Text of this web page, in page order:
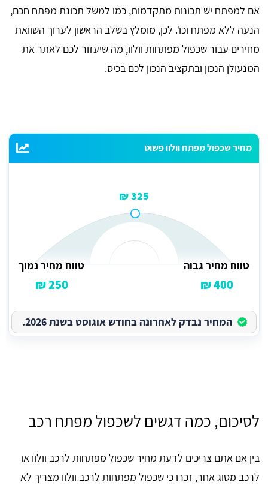
אם למפתח יש תכונות מתקדמות, כמו למשל תכונת מפתח חכם,
הנעה ללא מפתח וכו'. לכן, מומלץ בשלב הראשון לערוך השוואת
מחירים עבור שכפול מפתחות וולוו, מה שיעזור לכם לאתר את
המנעולן הנכון ובתקציב הנכון לכם בכיס.
מחיר שכפול מפתח וולוו פשוט
325 ₪
טווח מחיר גבוה
400 ₪
טווח מחיר נמוך
250 ₪
המחיר נבדק לאחרונה בחודש אוגוסט בשנת 2026.
לסיכום, כמה דגשים לשכפול מפתח רכב
בין אם אתם צריכים לדעת מחיר שכפול מפתחות לרכב וולוו או
לרכב מסוג אחר, זכרו כי שכפול מפתחות לרכב וולוו מצריך לא